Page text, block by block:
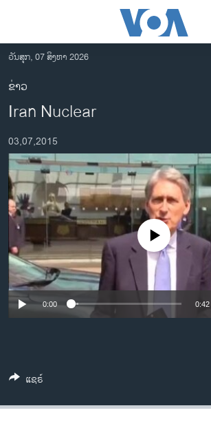
ເຂົ້າ
ຫາ
ຂ້າມ
ຂ້າມ
ໄປ
ຫາ
ຊອກ
ຄົ້ນ
ອາເມຣິກາ
ການເລືອກຕັ້ງ ປະທານາທີບໍດີ ສະຫະລັດ 2024
ຂ່າວ​ຈີນ
ໂລກ
ເອເຊຍ
ອິດສະຫຼະພາບດ້ານການຂ່າວ
ຊີວິດຊາວລາວ
ຊຸມຊົນຊາວລາວ
ວິທະຍາສາດ-ເທັກໂນໂລຈີ
ພາສາອັງກິດ
ວັນສຸກ, 07 ສິງຫາ 2026
ຂ່າວ
Iran Nuclear
03,07,2015
No media source currently
0:00 0:42
ແຊຣ໌